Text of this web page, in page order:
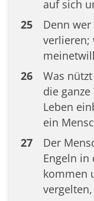
auf sich
25
Denn
verlieren;
26
Was
die
Leben
ein
27
Der
Engeln in
kommen